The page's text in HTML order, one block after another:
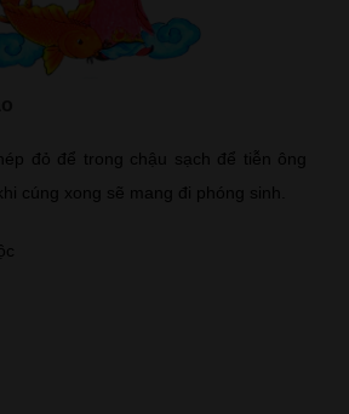
đỏ để trong chậu sạch để tiễn ông
cúng xong sẽ mang đi phóng sinh.